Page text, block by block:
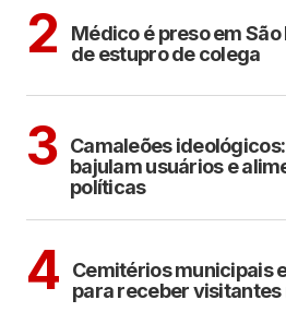
2
Médico é preso em
de estupro de colega
3 Camaleões
bajulam usuários e
políticas
4
Cemitérios municipais
para receber visitantes